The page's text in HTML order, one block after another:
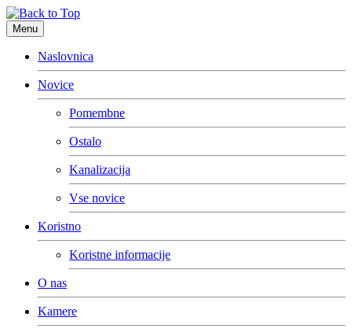
Menu
Naslovnica
Novice
Pomembne
Ostalo
Kanalizacija
Vse novice
Koristno
Koristne informacije
O nas
Kamere